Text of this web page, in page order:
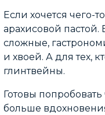
Если хочется чего-
арахисовой пастой.
сложные,
и хвоей. А для тех,
глинтвейны.
Готовы
больше